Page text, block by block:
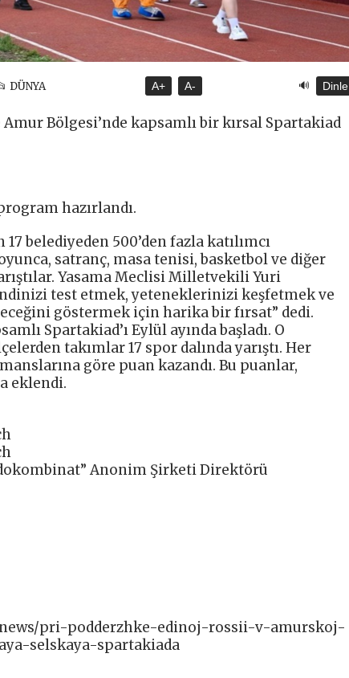
DÜNYA A+ A- 🔊 Dinle
Bölgesi’nde kapsamlı bir kırsal Spartakiad
hazırlandı.
belediyeden 500’den fazla katılımcı
satranç, masa tenisi, basketbol ve diğer
Yasama Meclisi Milletvekili Yuri
test etmek, yeteneklerinizi keşfetmek ve
göstermek için harika bir fırsat” dedi.
Spartakiad’ı Eylül ayında başladı. O
takımlar 17 spor dalında yarıştı. Her
göre puan kazandı. Bu puanlar,
eklendi.
Anonim Şirketi Direktörü
pri-podderzhke-edinoj-rossii-v-amurskoj-
selskaya-spartakiada